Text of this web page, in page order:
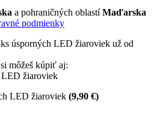
a pohraničných oblastíMaďarska
podmienky
úsporných LED žiaroviek už od
môžeš kúpiť aj:
LED žiaroviek
LED žiaroviek (9,90 €)